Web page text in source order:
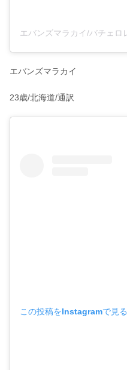
エバンズマラカイ
23歳/北海道/通訳
この投稿をInstagramで見る